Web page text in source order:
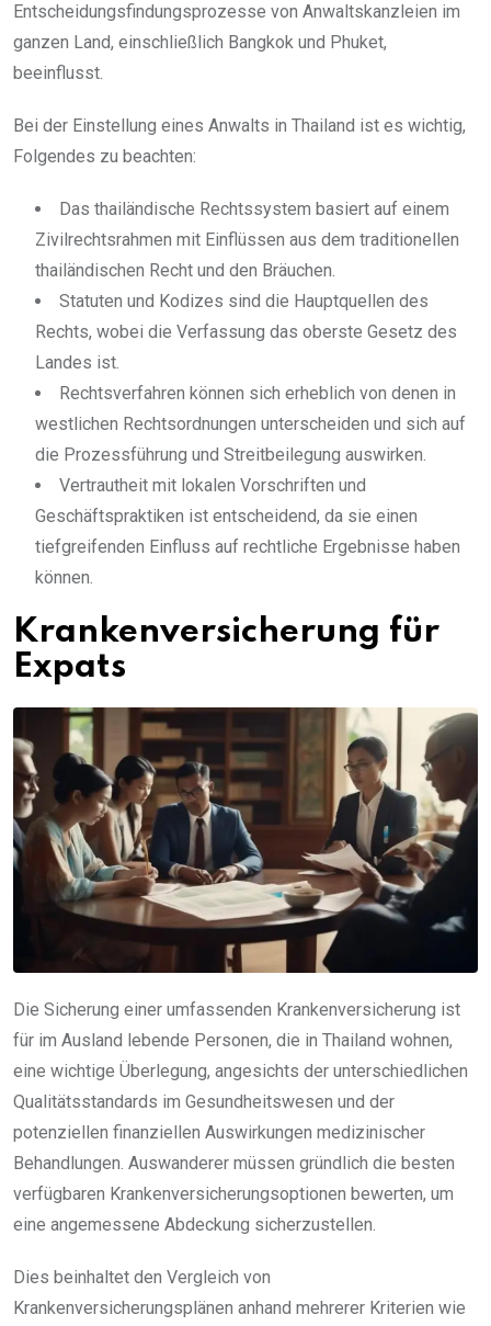
Entscheidungsfindungsprozesse von Anwaltskanzleien im
ganzen Land, einschließlich Bangkok und Phuket,
beeinflusst.
Bei der Einstellung eines Anwalts in Thailand ist es wichtig,
Folgendes zu beachten:
Das thailändische Rechtssystem basiert auf einem
Zivilrechtsrahmen mit Einflüssen aus dem traditionellen
thailändischen Recht und den Bräuchen.
Statuten und Kodizes sind die Hauptquellen des
Rechts, wobei die Verfassung das oberste Gesetz des
Landes ist.
Rechtsverfahren können sich erheblich von denen in
westlichen Rechtsordnungen unterscheiden und sich auf
die Prozessführung und Streitbeilegung auswirken.
Vertrautheit mit lokalen Vorschriften und
Geschäftspraktiken ist entscheidend, da sie einen
tiefgreifenden Einfluss auf rechtliche Ergebnisse haben
können.
Krankenversicherung für
Expats
Die Sicherung einer umfassenden Krankenversicherung ist
für im Ausland lebende Personen, die in Thailand wohnen,
eine wichtige Überlegung, angesichts der unterschiedlichen
Qualitätsstandards im Gesundheitswesen und der
potenziellen finanziellen Auswirkungen medizinischer
Behandlungen. Auswanderer müssen gründlich die besten
verfügbaren Krankenversicherungsoptionen bewerten, um
eine angemessene Abdeckung sicherzustellen.
Dies beinhaltet den Vergleich von
Krankenversicherungsplänen anhand mehrerer Kriterien wie